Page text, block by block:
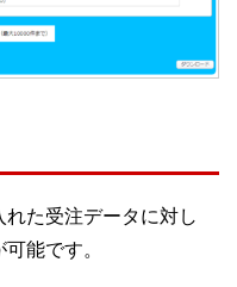
た受注データに対し
能です。